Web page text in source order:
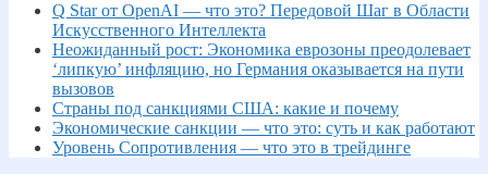
Q Star от OpenAI — что это? Передовой Шаг в Области
Искусственного Интеллекта
Неожиданный рост: Экономика еврозоны преодолевает
‘липкую’ инфляцию, но Германия оказывается на пути
вызовов
Страны под санкциями США: какие и почему
Экономические санкции — что это: суть и как работают
Уровень Сопротивления — что это в трейдинге